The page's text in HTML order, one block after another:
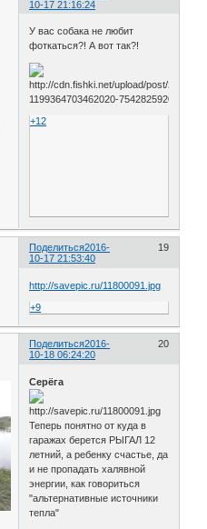
10-17 21:16:24
У вас собака не любит
фоткаться?! А вот так?!
+12
Поделиться 19
2016-
10-17 21:53:40
http://savepic.ru/11800091.jpg
+9
Поделиться 20
2016-
10-18 06:24:20
Серёга
Теперь понятно от куда в
гаражах берется РЫГАЛ 12
летний, а ребенку счастье, да
и не пропадать халявной
энергии, как говориться
"альтернативные источники
тепла"